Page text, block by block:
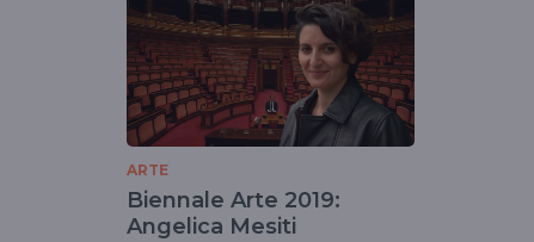
ARTE
Biennale Arte 2019:
Angelica Mesiti